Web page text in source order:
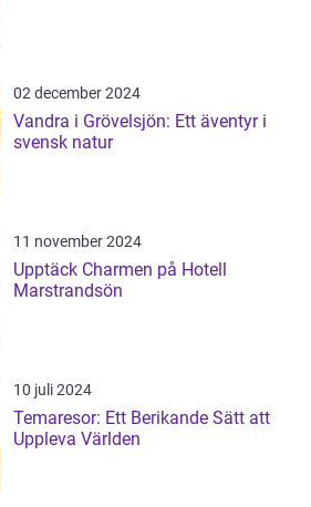
02 december 2024
Vandra i Grövelsjön: Ett äventyr i
svensk natur
11 november 2024
Upptäck Charmen på Hotell
Marstrandsön
10 juli 2024
Temaresor: Ett Berikande Sätt att
Uppleva Världen